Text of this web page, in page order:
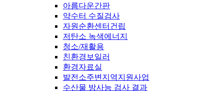
아름다운간판
약수터 수질검사
자원순환센터건립
저탄소 녹색에너지
청소/재활용
친환경보일러
환경자료실
발전소주변지역지원사업
수산물 방사능 검사 결과